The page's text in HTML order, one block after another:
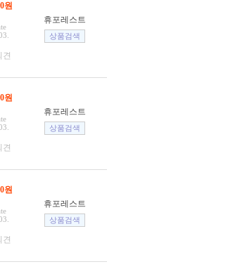
원
견
휴포레스트
원
견
휴포레스트
원
견
휴포레스트